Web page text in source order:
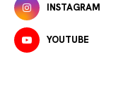
INSTAGRAM
YOUTUBE